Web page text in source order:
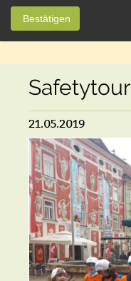
Bestätigen
Safetytour
21.05.2019